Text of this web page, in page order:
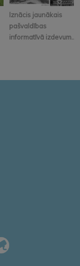
Iznācis jaunākais
pašvaldības
informatīvā izdevum...